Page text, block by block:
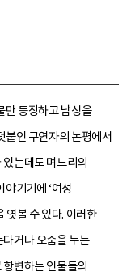
만 등장하고 남성을
붙인 구연자의 논평에서
는데도 며느리의
기기에 ‘여성
엿볼 수 있다. 이러한
거나 오줌을 누는
변하는 인물들의